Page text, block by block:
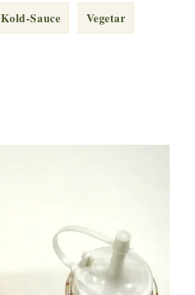
Kold-Sauce Vegetar